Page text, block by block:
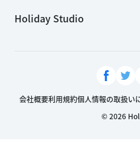
Holiday Studio
会社概要利用規約個人情報の取扱い
© 2026